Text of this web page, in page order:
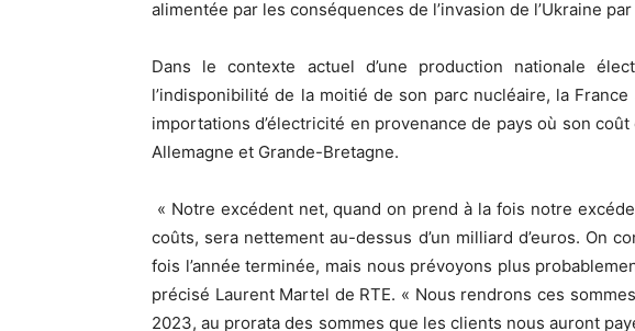
alimentée par les conséquences de l’invasion de l’Ukraine
Dans le contexte actuel d’une production nationale
l’indisponibilité de la moitié de son parc nucléaire, la
importations d’électricité en provenance de pays où son
Allemagne et Grande-Bretagne.
« Notre excédent net, quand on prend à la fois notre
coûts, sera nettement au-dessus d’un milliard d’euros. On
fois l’année terminée, mais nous prévoyons plus
précisé Laurent Martel de RTE. « Nous rendrons ces
2023, au prorata des sommes que les clients nous auront